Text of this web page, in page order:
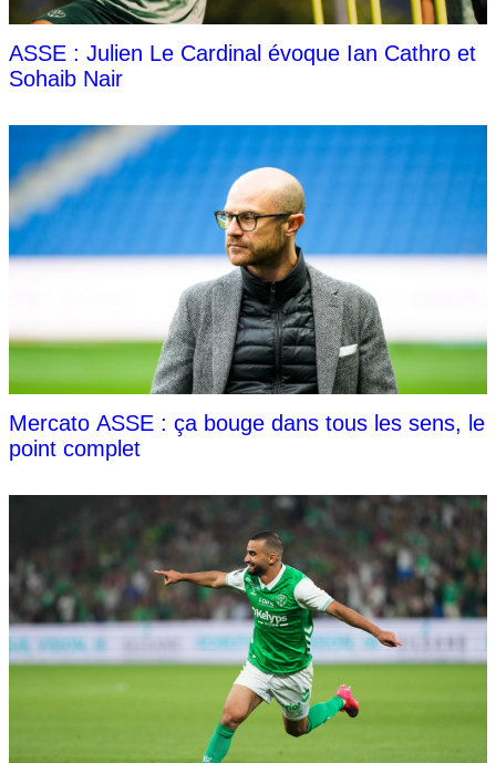
ASSE : Julien Le Cardinal évoque Ian Cathro et
Sohaib Nair
Mercato ASSE : ça bouge dans tous les sens, le
point complet